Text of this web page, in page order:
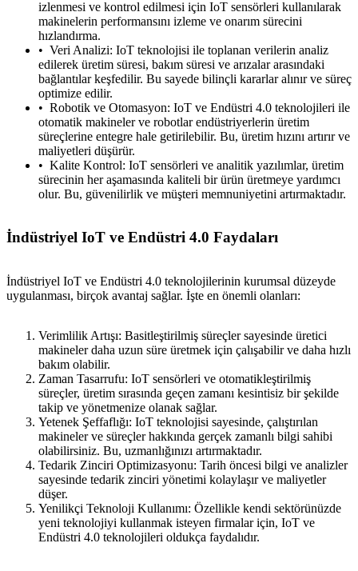
izlenmesi ve kontrol edilmesi için IoT sensörleri kullanılarak
makinelerin performansını izleme ve onarım sürecini
hızlandırma.
Veri Analizi: IoT teknolojisi ile toplanan verilerin analiz
edilerek üretim süresi, bakım süresi ve arızalar arasındaki
bağlantılar keşfedilir. Bu sayede bilinçli kararlar alınır ve süreç
optimize edilir.
Robotik ve Otomasyon: IoT ve Endüstri 4.0 teknolojileri ile
otomatik makineler ve robotlar endüstriyerlerin üretim
süreçlerine entegre hale getirilebilir. Bu, üretim hızını artırır ve
maliyetleri düşürür.
Kalite Kontrol: IoT sensörleri ve analitik yazılımlar, üretim
sürecinin her aşamasında kaliteli bir ürün üretmeye yardımcı
olur. Bu, güvenilirlik ve müşteri memnuniyetini artırmaktadır.
İndüstriyel IoT ve Endüstri 4.0 Faydaları
İndüstriyel IoT ve Endüstri 4.0 teknolojilerinin kurumsal düzeyde
uygulanması, birçok avantaj sağlar. İşte en önemli olanları:
Verimlilik Artışı: Basitleştirilmiş süreçler sayesinde üretici
makineler daha uzun süre üretmek için çalışabilir ve daha hızlı
bakım olabilir.
Zaman Tasarrufu: IoT sensörleri ve otomatikleştirilmiş
süreçler, üretim sırasında geçen zamanı kesintisiz bir şekilde
takip ve yönetmenize olanak sağlar.
Yetenek Şeffaflığı: IoT teknolojisi sayesinde, çalıştırılan
makineler ve süreçler hakkında gerçek zamanlı bilgi sahibi
olabilirsiniz. Bu, uzmanlığınızı artırmaktadır.
Tedarik Zinciri Optimizasyonu: Tarih öncesi bilgi ve analizler
sayesinde tedarik zinciri yönetimi kolaylaşır ve maliyetler
düşer.
Yenilikçi Teknoloji Kullanımı: Özellikle kendi sektörünüzde
yeni teknolojiyi kullanmak isteyen firmalar için, IoT ve
Endüstri 4.0 teknolojileri oldukça faydalıdır.